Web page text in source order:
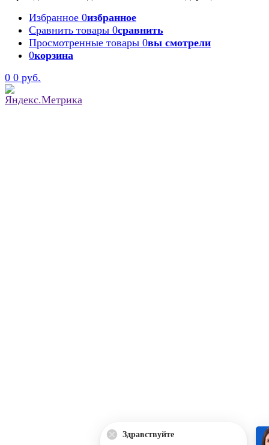
Избранное 0избранное
Сравнить товары 0сравнить
Просмотренные товары 0вы смотрели
0корзина
0 0 руб.
Здравствуйте